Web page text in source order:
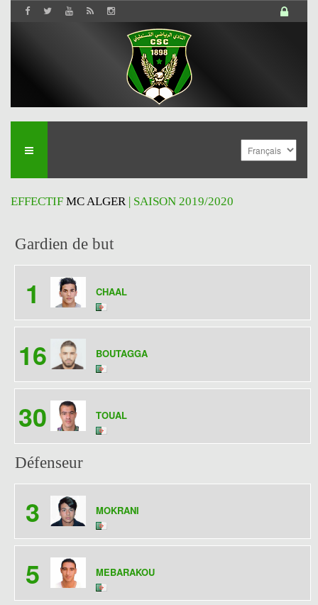
EFFECTIF MC ALGER| SAISON 2019/2020
Gardien de but
1 CHAAL
16 BOUTAGGA
30 TOUAL
Défenseur
3 MOKRANI
5 MEBARAKOU